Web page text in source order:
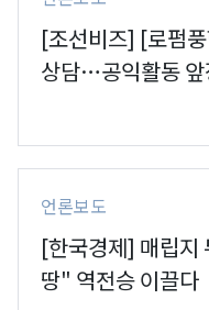
[조선비즈] [로펌
상담…공익활동 앞
언론보도
[한국경제] 매립지
땅" 역전승 이끌다